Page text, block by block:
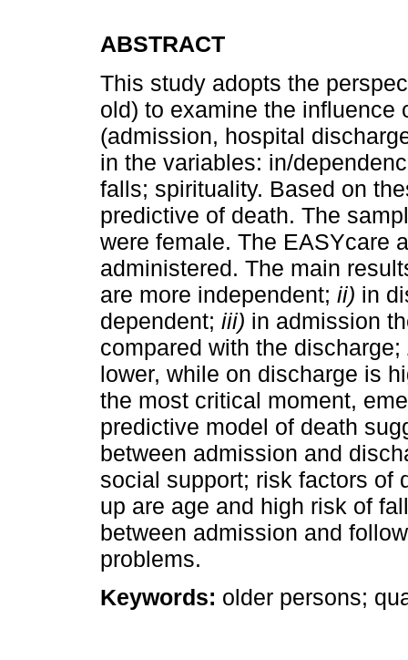
ABSTRACT
This study adopts the
old) to examine the influence
(admission, hospital
in the variables: in/
falls; spirituality. Based on
predictive of death. The
were female. The EASYcare
administered. The main
are more independent; ii) in
dependent; iii) in admission
compared with the discharge;
lower, while on discharge is
the most critical moment,
predictive model of death
between admission and
social support; risk factors of
up are age and high risk of
between admission and
problems.
Keywords: older persons;